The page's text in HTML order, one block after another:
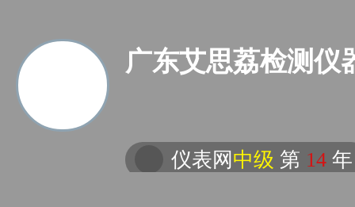
广东艾思荔检测仪
仪表网中级 第 14年